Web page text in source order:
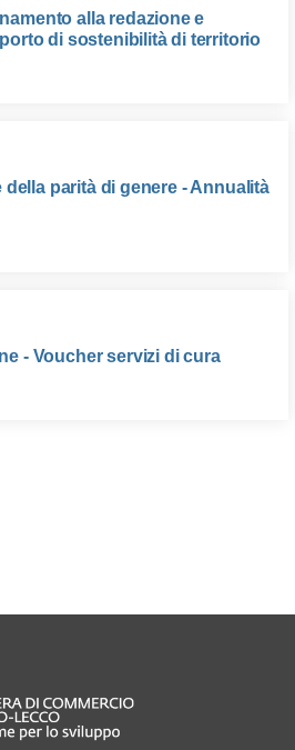
alla redazione e
di sostenibilità di territorio
parità di genere - Annualità
- Voucher servizi di cura